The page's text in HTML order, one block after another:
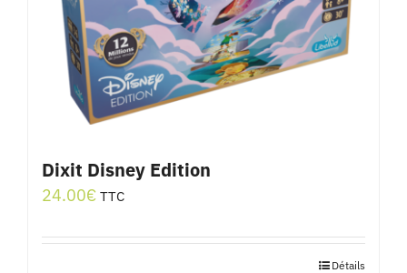
Dixit Disney Edition
24.00€ TTC
Détails